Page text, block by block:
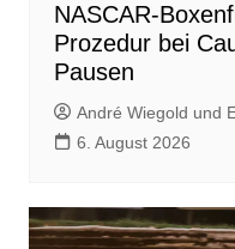
NASCAR-
Prozedur bei
Pausen
André Wiegold und
6. August 2026